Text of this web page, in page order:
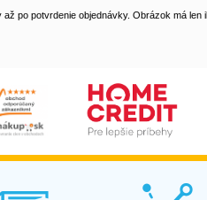
po potvrdenie objednávky. Obrázok má len